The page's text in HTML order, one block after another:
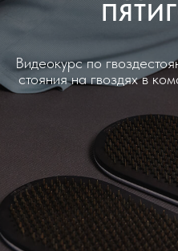
Видеокурс по
стояния на гвоздях в